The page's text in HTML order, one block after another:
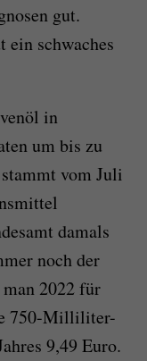
gut.
schwaches
in
um bis zu
vom Juli
damals
noch der
2022 für
750-Milliliter-
9,49 Euro.